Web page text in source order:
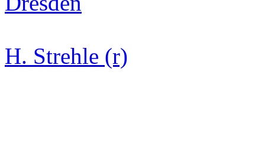
H. Strehle (r)